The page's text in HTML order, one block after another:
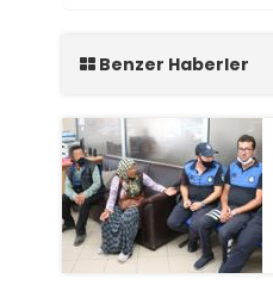
Benzer Haberler